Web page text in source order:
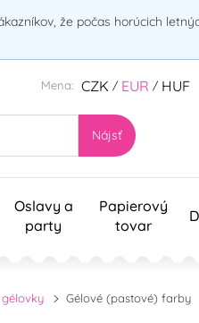
že počas horúcich
Mena: CZK / EUR / HUF
Nájsť
Oslavy a
party
Papierový
tovar
Gélové (pastové) farby